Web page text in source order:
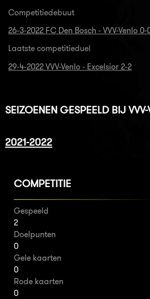
Competitiedebuut
26-3-2022 FC Den Bosch - VVV-Venlo 0-
Laatste competitieduel
29-4-2022 VVV-Venlo - Excelsior 2-2
SEIZOENEN GESPEELD BIJ
2021-2022
COMPETITIE
Gespeeld
2
Doelpunten
0
Gele kaarten
0
Rode kaarten
0